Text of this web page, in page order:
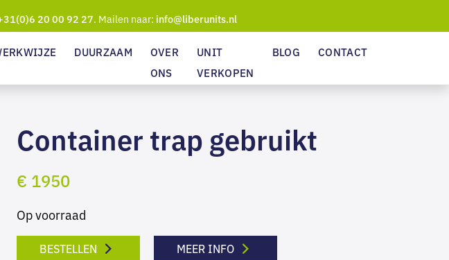
20 00 92 27. Mailen naar: info@liberunits.nl
DUURZAAM
OVER
ONS
UNIT
VERKOPEN
BLOG CONTACT
Container trap gebruikt
€ 1950
Op voorraad
BESTELLEN MEER INFO